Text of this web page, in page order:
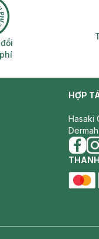
đổi trả miễn phí
HỢP
Hasaki